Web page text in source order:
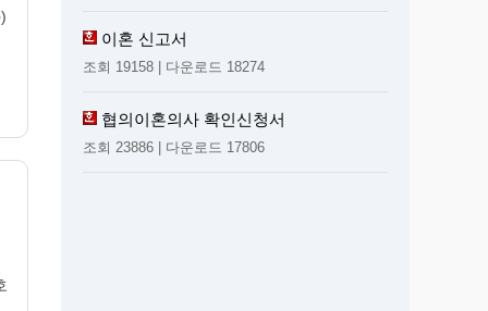
이혼 신고서
조회 19158 | 다운로드 18274
협의이혼의사 확인신청서
조회 23886 | 다운로드 17806